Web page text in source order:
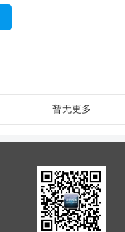
暂无更多